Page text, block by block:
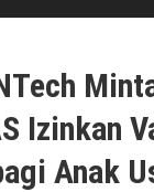
Izinkan
Anak